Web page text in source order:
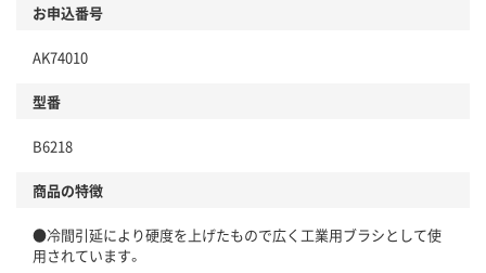
お申込番号
AK74010
型番
B6218
商品の特徴
●冷間引延により硬度を上げたもので広く工業用ブラシとして使
用されています。